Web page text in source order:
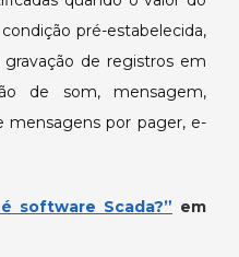
pré-estabelecida,
de registros em
de som, mensagem,
mensagens por pager, e-
software Scada?” em